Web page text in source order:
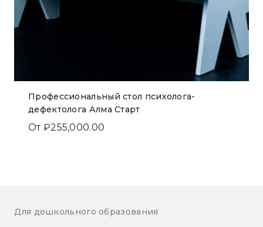
Профессиональный стол психолога-
дефектолога Алма Старт
От ₽255,000.00
Для дошкольного образования